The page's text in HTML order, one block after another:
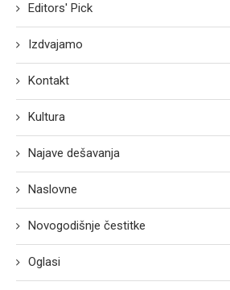
Editors' Pick
Izdvajamo
Kontakt
Kultura
Najave dešavanja
Naslovne
Novogodišnje čestitke
Oglasi